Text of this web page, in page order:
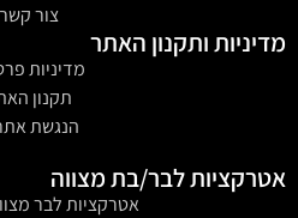
צור קשר
מדיניות ותקנון האתר
מדיניות
תקנון
הנגשת
אטרקציות לבר/בת מצווה
אטרקציות לבר